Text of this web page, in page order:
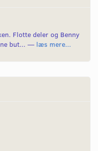
Flotte deler og Benny
but... — læs mere...